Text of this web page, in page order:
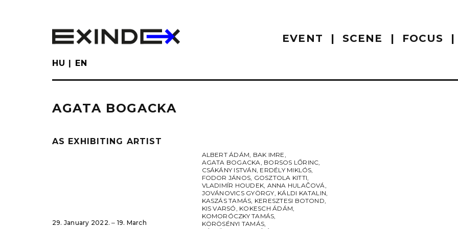
EVENT SCENE FOCUS
HU EN
AGATA BOGACKA
AS EXHIBITING ARTIST
29. January 2022. ‒ 19. March
ALBERT ÁDÁM, BAK IMRE,
AGATA BOGACKA, BORSOS LŐRINC,
CSÁKÁNY ISTVÁN, ERDÉLY MIKLÓS,
FODOR JÁNOS, GOSZTOLA KITTI,
VLADIMÍR HOUDEK, ANNA HULAČOVÁ,
JOVÁNOVICS GYÖRGY, KÁLDI KATALIN,
KASZÁS TAMÁS, KERESZTESI BOTOND,
KIS VARSÓ, KOKESCH ÁDÁM,
KOMORÓCZKY TAMÁS,
KÖRÖSÉNYI TAMÁS,